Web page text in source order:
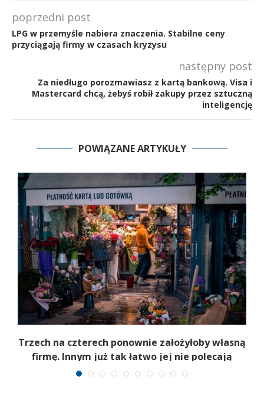
poprzedni post
LPG w przemyśle nabiera znaczenia. Stabilne ceny
przyciągają firmy w czasach kryzysu
następny post
Za niedługo porozmawiasz z kartą bankową. Visa i
Mastercard chcą, żebyś robił zakupy przez sztuczną
inteligencję
POWIĄZANE ARTYKUŁY
Trzech na czterech ponownie założyłoby własną
firmę. Innym już tak łatwo jej nie polecają